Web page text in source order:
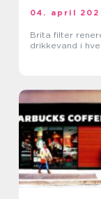
04. april
Brita filter renere
drikkevand i